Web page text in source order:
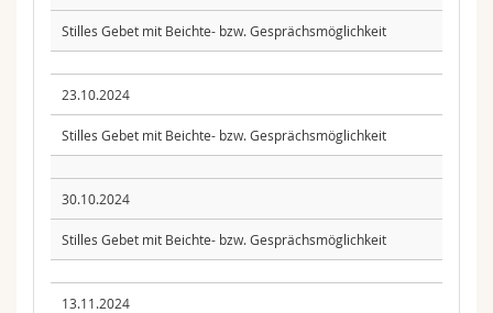
Stilles Gebet mit Beichte- bzw. Gesprächsmöglichkeit
23.10.2024
Stilles Gebet mit Beichte- bzw. Gesprächsmöglichkeit
30.10.2024
Stilles Gebet mit Beichte- bzw. Gesprächsmöglichkeit
13.11.2024